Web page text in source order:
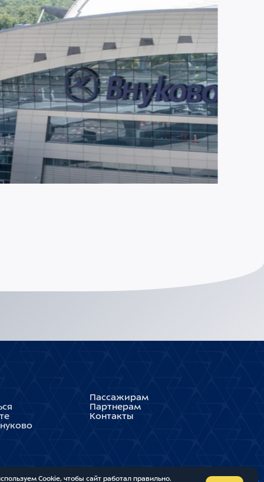
2026 2243
Внуково становится партнером
Шереметьево по управлению
Домодедово
Пассажирам
Партнерам
Контакты
Cookie, чтобы сайт работал правильно.